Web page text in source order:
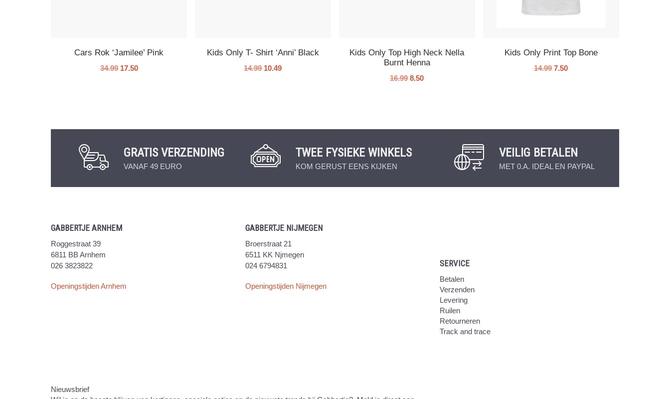
Cars Rok ‘Jamilee’ Pink
34.99 17.50
Kids Only T- Shirt ‘Anni’ Black
14.99 10.49
Kids Only Top High Neck Nella
Burnt Henna
16.99 8.50
Kids Only Print Top Bone
14.99 7.50
GRATIS VERZENDING
VANAF 49 EURO
TWEE FYSIEKE WINKELS
KOM GERUST EENS KIJKEN
VEILIG BETALEN
MET 0.A. IDEAL EN PAYPAL
GABBERTJE ARNHEM
Roggestraat 39
6811 BB Arnhem
026 3823822
Openingstijden Arnhem
GABBERTJE NIJMEGEN
Broerstraat 21
6511 KK Njmegen
024 6794831
Openingstijden Nijmegen
SERVICE
Betalen
Verzenden
Levering
Ruilen
Retourneren
Track and trace
Nieuwsbrief